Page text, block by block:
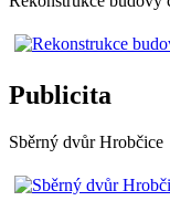
Publicita
Sběrný dvůr Hrobčice